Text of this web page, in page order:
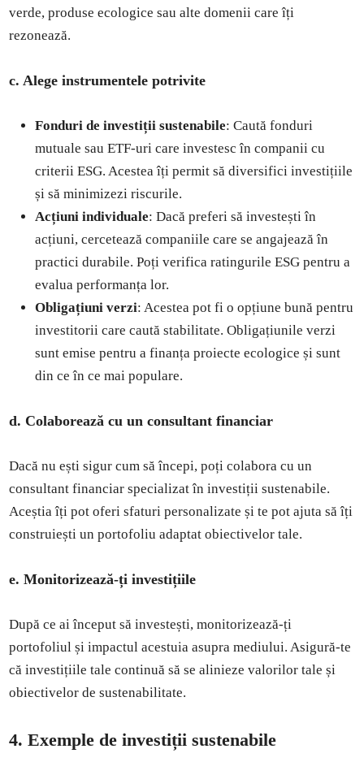
verde, produse ecologice sau alte domenii care îți
rezonează.
c. Alege instrumentele potrivite
Fonduri de investiții sustenabile: Caută fonduri
mutuale sau ETF-uri care investesc în companii cu
criterii ESG. Acestea îți permit să diversifici investițiile
și să minimizezi riscurile.
Acțiuni individuale: Dacă preferi să investești în
acțiuni, cercetează companiile care se angajează în
practici durabile. Poți verifica ratingurile ESG pentru a
evalua performanța lor.
Obligațiuni verzi: Acestea pot fi o opțiune bună pentru
investitorii care caută stabilitate. Obligațiunile verzi
sunt emise pentru a finanța proiecte ecologice și sunt
din ce în ce mai populare.
d. Colaborează cu un consultant financiar
Dacă nu ești sigur cum să începi, poți colabora cu un
consultant financiar specializat în investiții sustenabile.
Aceștia îți pot oferi sfaturi personalizate și te pot ajuta să îți
construiești un portofoliu adaptat obiectivelor tale.
e. Monitorizează-ți investițiile
După ce ai început să investești, monitorizează-ți
portofoliul și impactul acestuia asupra mediului. Asigură-te
că investițiile tale continuă să se alinieze valorilor tale și
obiectivelor de sustenabilitate.
4. Exemple de investiții sustenabile